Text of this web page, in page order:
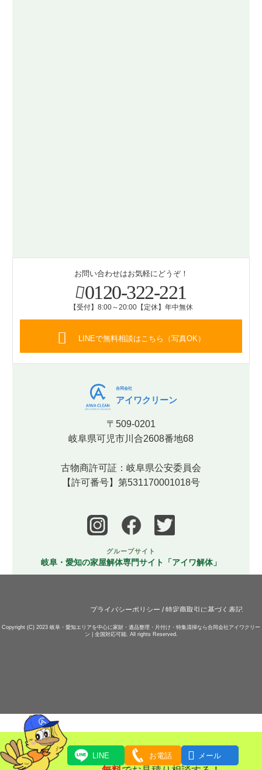
お問い合わせはお気軽にどうぞ！
0120-322-221
【受付】8:00～20:00【定休】年中無休
LINEで無料相談はこちら（写真OK）
合同会社
アイワクリーン
〒509-0201
岐阜県可児市川合2608番地68
古物商許可証：岐阜県公安委員会
【許可番号】第531170001018号
グループサイト
岐阜・愛知の家屋解体専門サイト「アイワ解体」
プライバシーポリシー /特定商取引に基づく表記
Copyright (C) 2023 岐阜・愛知エリアを中心に家財・遺品整理・片付け・特集清掃なら合同会社アイワクリー
ン | 全国対応可能. All rights Reserved.
LINE お電話  メール